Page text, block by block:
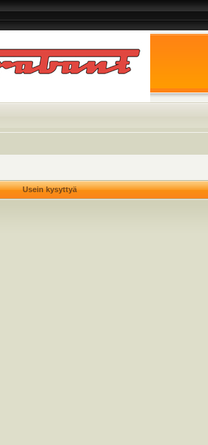
Usein kysyttyä